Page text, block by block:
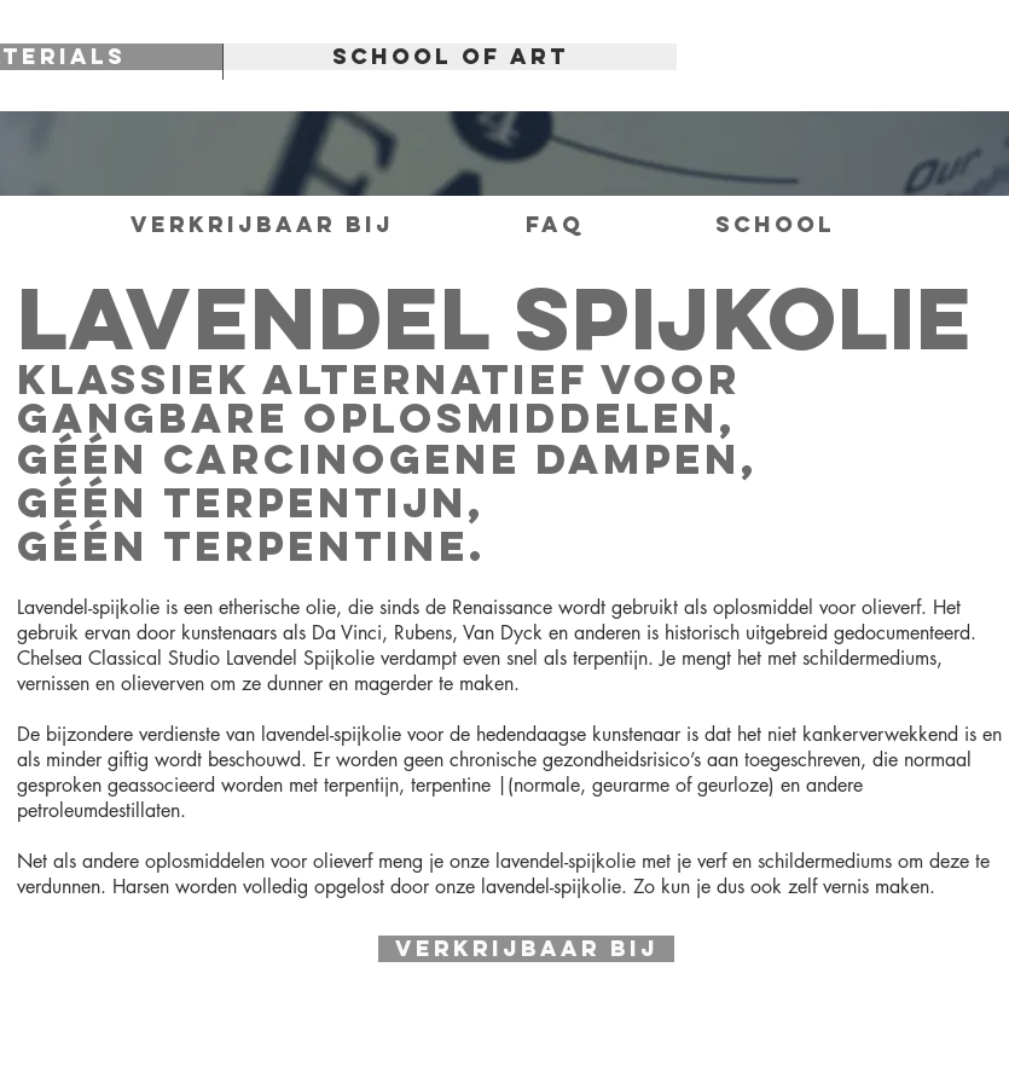
SCHOOL OF ART
Verkrijbaar Bij FAQ School
LAVENDEL SPIJKOLIE
KLASSIEK ALTERNATIEF VOOR
GANGBARE OPLOSMIDDELEN,
GÉÉN CARCINOGENE DAMPEN,
GÉÉN TERPENTIJN,
GÉÉN TERPENTINE.
Lavendel-spijkolie is een etherische olie, die sinds de Renaissance wordt gebruikt als oplosmiddel voor olieverf. Het
gebruik ervan door kunstenaars als Da Vinci, Rubens, Van Dyck en anderen is historisch uitgebreid gedocumenteerd.
Chelsea Classical Studio Lavendel Spijkolie verdampt even snel als terpentijn. Je mengt het met schildermediums,
vernissen en olieverven om ze dunner en magerder te maken.
De bijzondere verdienste van lavendel-spijkolie voor de hedendaagse kunstenaar is dat het niet kankerverwekkend is en
als minder giftig wordt beschouwd. Er worden geen chronische gezondheidsrisico’s aan toegeschreven, die normaal
gesproken geassocieerd worden met terpentijn, terpentine |(normale, geurarme of geurloze) en andere
petroleumdestillaten.
Net als andere oplosmiddelen voor olieverf meng je onze lavendel-spijkolie met je verf en schildermediums om deze te
verdunnen. Harsen worden volledig opgelost door onze lavendel-spijkolie. Zo kun je dus ook zelf vernis maken.
Verkrijbaar Bij